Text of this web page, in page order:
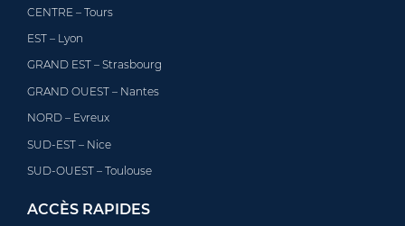
CENTRE – Tours
EST – Lyon
GRAND EST – Strasbourg
GRAND OUEST – Nantes
NORD – Evreux
SUD-EST – Nice
SUD-OUEST – Toulouse
ACCÈS RAPIDES